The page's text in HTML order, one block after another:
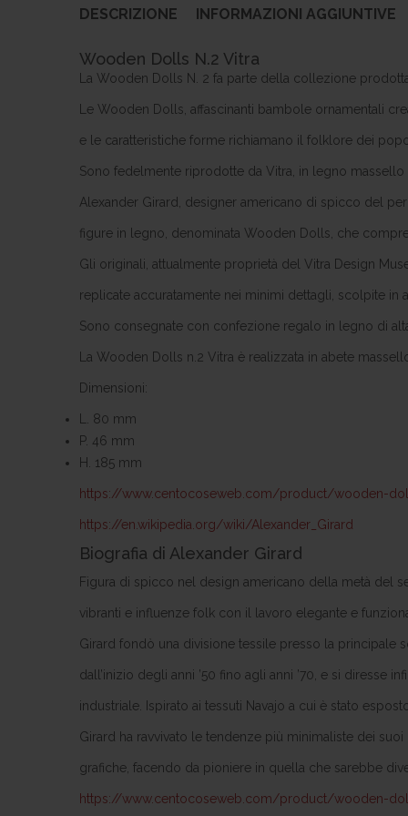
DESCRIZIONE INFORMAZIONI AGGIUNTIVE
Wooden Dolls N.2 Vitra
La Wooden Dolls N. 2 fa parte della collezione
Le Wooden Dolls, affascinanti bambole ornamentali
e le caratteristiche forme richiamano il folklore dei
Sono fedelmente riprodotte da Vitra, in legno
Alexander Girard, designer america­no di spicco del
figure in legno, denominata Wooden Dolls, che
Gli originali, attualmente proprietà del Vitra Design
replicate accuratamente nei minimi dettagli, scolpite in
Sono consegnate con confezione regalo in legno di
La Wooden Dolls n.2 Vitra è realizzata in abete
Dimensioni:
L. 80 mm
P. 46 mm
H. 185 mm
https://www.centocoseweb.com/product/wooden-
https://en.wikipedia.org/wiki/Alexander_Girard
Biografia di Alexander Girard
Figura di spicco nel design americano della metà del
vibranti e influenze folk con il lavoro elegante e
Girard fondò una divisione tessile presso la principale
dall’inizio degli anni ’50 fino agli anni ’70, e si diresse
industriale. Ispirato ai tessuti Navajo a cui è stato
Girard ha ravvivato le tendenze più minimaliste dei
grafiche, facendo da pioniere in quella che sarebbe
https://www.centocoseweb.com/product/wooden-